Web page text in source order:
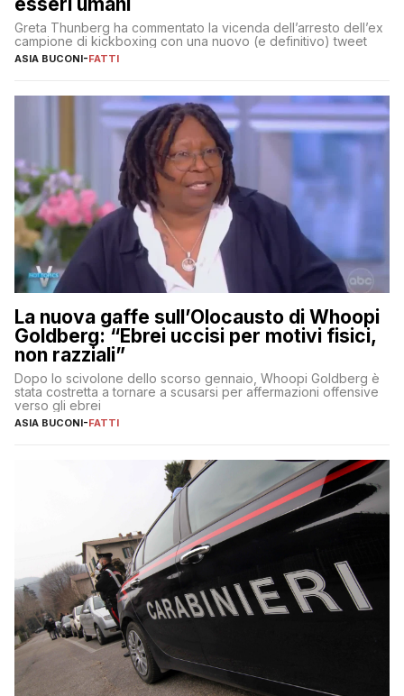
Greta Thunberg ha commentato la vicenda dell’arresto dell’ex
campione di kickboxing con una nuovo (e definitivo) tweet
ASIA BUCONI-FATTI
La nuova gaffe sull’Olocausto di Whoopi
Goldberg: “Ebrei uccisi per motivi fisici,
non razziali”
Dopo lo scivolone dello scorso gennaio, Whoopi Goldberg è
stata costretta a tornare a scusarsi per affermazioni offensive
verso gli ebrei
ASIA BUCONI-FATTI